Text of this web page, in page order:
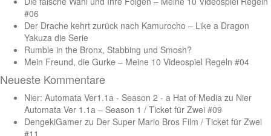
#06
Der Drache kehrt zurück nach Kamurocho – Like a Dragon
Yakuza die Serie
Rumble in the Bronx, Stabbing und Smosh?
Mein Freund, die Gurke – Meine 10 Videospiel Regeln #04
Neueste Kommentare
Nier: Automata Ver1.1a - Season 2 - a Hat of Media zu Nier
Automata Ver 1.1a – Season 1 / Ticket für Zwei #09
DengekiGamer zu Der Super Mario Bros Film / Ticket für Zwei